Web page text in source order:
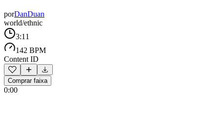
porDanDuan
world/ethnic
3:11
142 BPM
Content ID
Comprar faixa
0:00